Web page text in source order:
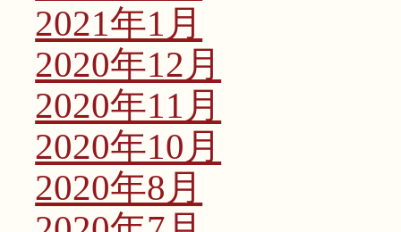
2021年1月
2020年12月
2020年11月
2020年10月
2020年8月